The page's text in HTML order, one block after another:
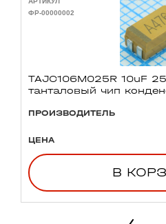
ФР-00000002
TAJC106M025R 10uF
танталовый чип
ПРОИЗВОДИТЕЛЬ
ЦЕНА
В